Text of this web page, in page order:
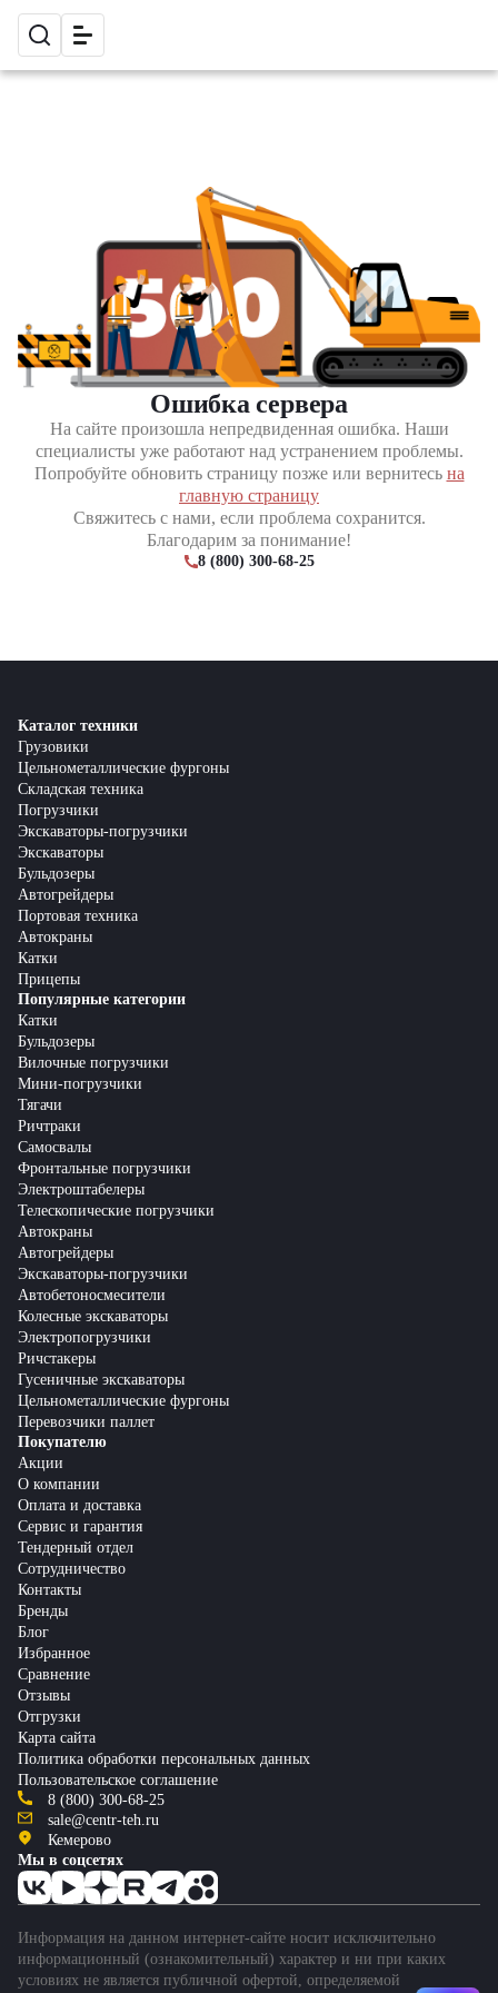
Ошибка сервера
На сайте произошла непредвиденная ошибка. Наши
специалисты уже работают над устранением проблемы.
Попробуйте обновить страницу позже или вернитесь на
главную страницу
Свяжитесь с нами, если проблема сохранится.
Благодарим за понимание!
8 (800) 300-68-25
Каталог техники
Грузовики
Цельнометаллические фургоны
Складская техника
Погрузчики
Экскаваторы-погрузчики
Экскаваторы
Бульдозеры
Автогрейдеры
Портовая техника
Автокраны
Катки
Прицепы
Популярные категории
Катки
Бульдозеры
Вилочные погрузчики
Мини-погрузчики
Тягачи
Ричтраки
Самосвалы
Фронтальные погрузчики
Электроштабелеры
Телескопические погрузчики
Автокраны
Автогрейдеры
Экскаваторы-погрузчики
Автобетоносмесители
Колесные экскаваторы
Электропогрузчики
Ричстакеры
Гусеничные экскаваторы
Цельнометаллические фургоны
Перевозчики паллет
Покупателю
Акции
О компании
Оплата и доставка
Сервис и гарантия
Тендерный отдел
Сотрудничество
Контакты
Бренды
Блог
Избранное
Сравнение
Отзывы
Отгрузки
Карта сайта
Политика обработки персональных данных
Пользовательское соглашение
8 (800) 300-68-25
sale@centr-teh.ru
Кемерово
Мы в соцсетях
Информация на данном интернет-сайте носит исключительно
информационный (ознакомительный) характер и ни при каких
условиях не является публичной офертой, определяемой